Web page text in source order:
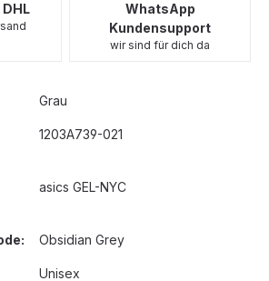
WhatsApp
Kundensupport
wir sind für dich da
Grau
1203A739-021
asics GEL-NYC
Obsidian Grey
Unisex